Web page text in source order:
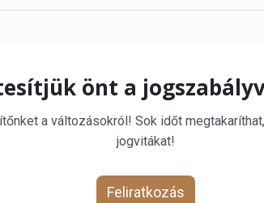
önt a
a változásokról! Sok időt
jogvitákat!
Feliratkozás